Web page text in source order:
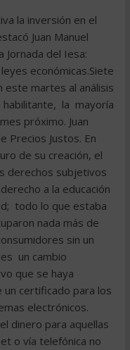
la inversión en el
Juan Manuel
Jornada del Iesa:
económicas.Siete
martes al análisis
habilitante, la mayoría
próximo. Juan
Precios Justos. En
de su creación, el
derechos subjetivos
a la educación
todo lo que estaba
nada más de
sin un
un cambio
que se haya
certificado para los
electrónicos.
dinero para aquellas
o vía telefónica no